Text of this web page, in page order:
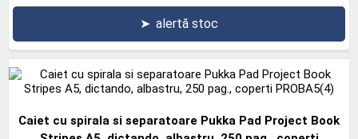
➤ alertă stoc
Caiet cu spirala si separatoare Pukka Pad Project Book